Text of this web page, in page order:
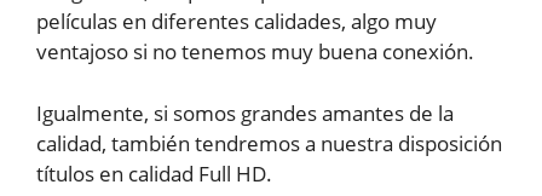
películas en diferentes calidades, algo muy
ventajoso si no tenemos muy buena conexión.
Igualmente, si somos grandes amantes de la
calidad, también tendremos a nuestra disposición
títulos en calidad Full HD.